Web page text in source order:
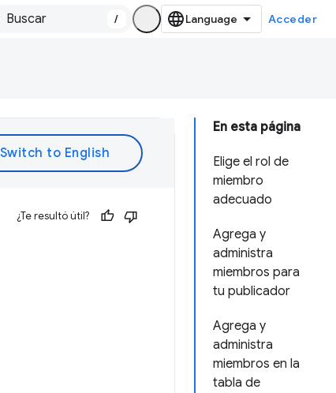
/ Acceder
En esta página
Elige el rol de
miembro
adecuado
Agrega y
administra
miembros para
tu publicador
Agrega y
administra
miembros en la
tabla de
¿Te resultó útil?